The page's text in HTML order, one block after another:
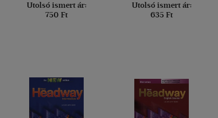
Utolsó ismert ár:
750 Ft
Utolsó ismert ár:
635 Ft